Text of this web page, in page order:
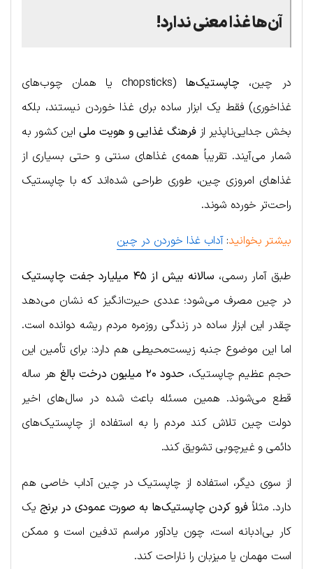
آن‌ها غذا معنی ندارد!
در چین، چاپستیک‌ها
(chopsticks یا همان چوب‌های
غذاخوری) فقط یک ابزار ساده برای غذا خوردن نیستند، بلکه
بخش جدایی‌ناپذیر ازفرهنگ غذایی و هویت ملی این کشور به
شمار می‌آیند. تقریباً همه‌ی غذاهای سنتی و حتی بسیاری از
غذاهای امروزی چین، طوری طراحی شده‌اند که با چاپستیک
راحت‌تر خورده شوند.
بیشتر بخوانید:آداب غذا خوردن در چین
طبق آمار رسمی، سالانه بیش از ۴۵ میلیارد جفت چاپستیک
در چین مصرف می‌شود؛ عددی حیرت‌انگیز که نشان می‌دهد
چقدر این ابزار ساده در زندگی روزمره مردم ریشه دوانده است.
اما این موضوع جنبه زیست‌محیطی هم دارد: برای تأمین این
حجم عظیم چاپستیک، حدود ۲۰ میلیون درخت بالغ
هر ساله
قطع می‌شوند. همین مسئله باعث شده در سال‌های اخیر
دولت چین تلاش کند مردم را به استفاده از چاپستیک‌های
دائمی و غیرچوبی تشویق کند.
از سوی دیگر، استفاده از چاپستیک در چین آداب خاصی هم
دارد. مثلاًفرو کردن چاپستیک‌ها به صورت عمودی در برنج یک
کار بی‌ادبانه است، چون یادآور مراسم تدفین است و ممکن
است مهمان یا میزبان را ناراحت کند.